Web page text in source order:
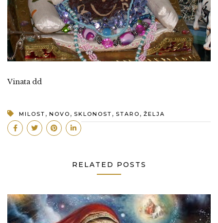
Vinata dd
MILOST , NOVO , SKLONOST , STARO , ŽELJA
RELATED POSTS